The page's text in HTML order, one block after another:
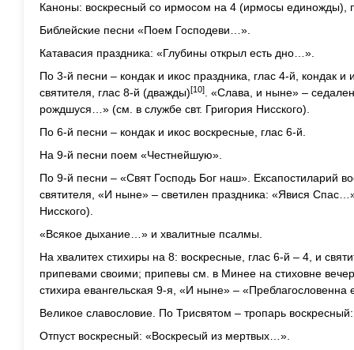
Каноны: воскресный со ирмосом на 4 (ирмосы единожды),
Библейские песни «Поем Господеви…».
Катавасия праздника: «Глубины открыл есть дно…».
По 3-й песни – кондак и икос праздника, глас 4-й, кондак и
святителя, глас 8-й (дважды)[10]
. «Слава, и ныне» –
рождшуся…» (см. в службе свт. Григория Нисского).
По 6-й песни – кондак и икос воскресные, глас 6-й.
На 9-й песни поем «Честнейшую».
По 9-й песни – «Свят Господь Бог наш». Ексапостиларий
святителя, «И ныне» – светилен праздника: «Явися
Нисского).
«Всякое дыхание…» и хвалитные псалмы.
На хвалитех стихиры на 8: воскресные, глас 6-й – 4, и
припевами своими; припевы см. в Минее на стиховне
стихира евангельская 9-я, «И ныне» –
Великое славословие. По Трисвятом – тропарь
Отпуст воскресный: «Воскресый из мертвых…».